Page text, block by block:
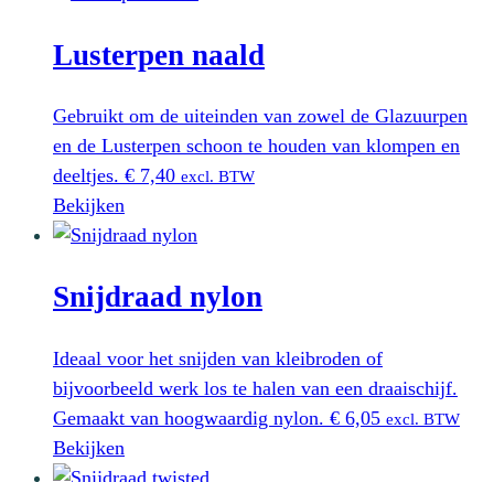
Lusterpen naald
Gebruikt om de uiteinden van zowel de Glazuurpen
en de Lusterpen schoon te houden van klompen en
deeltjes. € 7,40 excl. BTW
Bekijken
Snijdraad nylon
Ideaal voor het snijden van kleibroden of
bijvoorbeeld werk los te halen van een draaischijf.
Gemaakt van hoogwaardig nylon. € 6,05 excl. BTW
Bekijken